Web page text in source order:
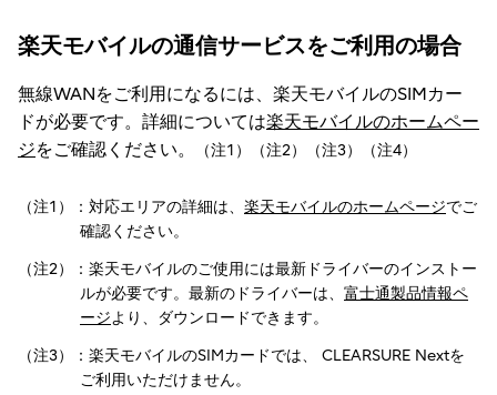
楽天モバイルの通信サービスをご利用の場合
無線WANをご利用になるには、楽天モバイルのSIMカー
ドが必要です。詳細については楽天モバイルのホームペー
ジをご確認ください。 （注1）（注2）（注3）（注4）
（注1）：対応エリアの詳細は、 楽天モバイルのホームページでご
確認ください。
（注2）：楽天モバイルのご使用には最新ドライバーのインストー
ルが必要です。最新のドライバーは、 富士通製品情報ペ
ージより、ダウンロードできます。
（注3）：楽天モバイルのSIMカードでは、 CLEARSURE Nextを
ご利用いただけません。